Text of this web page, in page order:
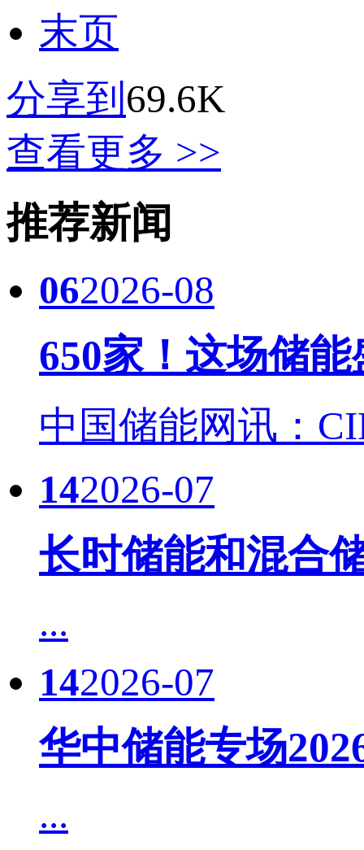
末页
分享到 69.6K
查看更多 >>
推荐新闻
062026-08
650家！这场储
中国储能网讯：
142026-07
长时储能和混合
...
142026-07
华中储能专场
...